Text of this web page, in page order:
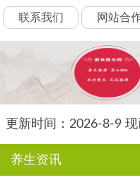
联系我们 网站合
更新时间：2026-8-9
养生资讯